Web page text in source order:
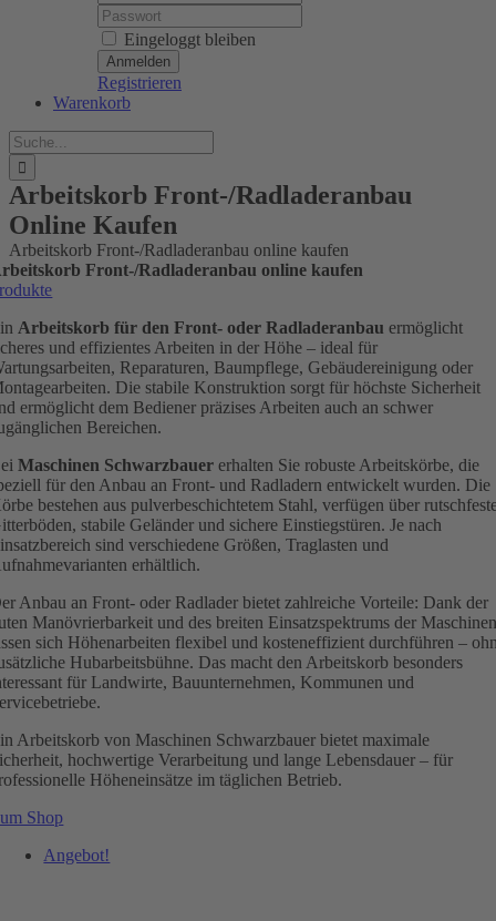
Password:
Eingeloggt bleiben
Registrieren
Warenkorb
Suche
nach:
Arbeitskorb Front-/Radladeranbau
Online Kaufen
Arbeitskorb Front-/Radladeranbau online kaufen
Front-/Radladeranbau online kaufen
Arbeitskorb für den Front- oder Radladeranbau ermöglicht
und effizientes Arbeiten in der Höhe – ideal für
Reparaturen, Baumpflege, Gebäudereinigung oder
Die stabile Konstruktion sorgt für höchste Sicherheit
ermöglicht dem Bediener präzises Arbeiten auch an schwer
Bereichen.
Maschinen Schwarzbauer erhalten Sie robuste Arbeitskörbe, die
für den Anbau an Front- und Radladern entwickelt wurden. Die
bestehen aus pulverbeschichtetem Stahl, verfügen über
stabile Geländer und sichere Einstiegstüren. Je nach
sind verschiedene Größen, Traglasten und
erhältlich.
Anbau an Front- oder Radlader bietet zahlreiche Vorteile: Dank der
Manövrierbarkeit und des breiten Einsatzspektrums der
sich Höhenarbeiten flexibel und kosteneffizient durchführen –
Hubarbeitsbühne. Das macht den Arbeitskorb besonders
für Landwirte, Bauunternehmen, Kommunen und
Arbeitskorb von Maschinen Schwarzbauer bietet maximale
hochwertige Verarbeitung und lange Lebensdauer – für
Höheneinsätze im täglichen Betrieb.
Shop
Angebot!